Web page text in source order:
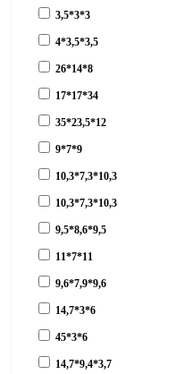
3,5*3*3
4*3,5*3,5
26*14*8
17*17*34
35*23,5*12
9*7*9
10,3*7,3*10,3
10,3*7,3*10,3
9,5*8,6*9,5
11*7*11
9,6*7,9*9,6
14,7*3*6
45*3*6
14,7*9,4*3,7